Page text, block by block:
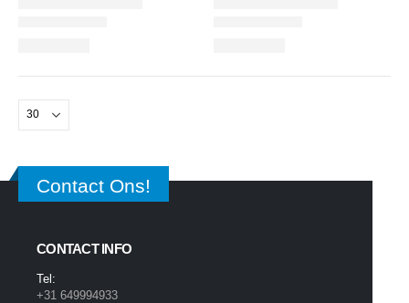
Contact Ons!
CONTACT INFO
Tel:
+31 649994933